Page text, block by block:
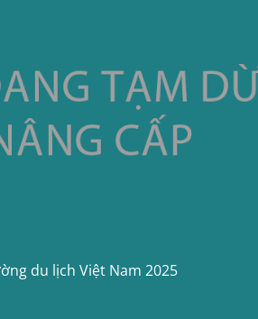
du lịch Việt Nam 2025